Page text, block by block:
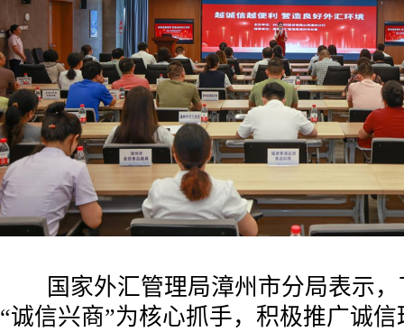
国家外汇管理局漳州市分局表示，
“诚信兴商”为核心抓手，积极推广诚